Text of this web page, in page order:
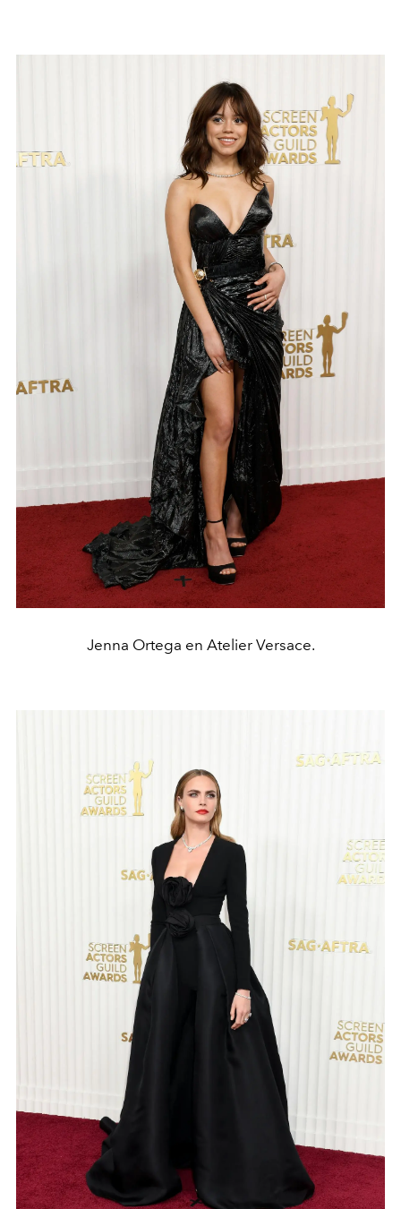
Jenna Ortega en Atelier Versace.